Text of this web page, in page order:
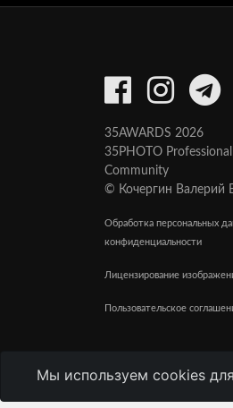
Мы используем cookies
35AWARDS 2026
35PHOTO
Community
© Кочергин Валерий
Обработка персональных
конфиденциальности
Лицензирование
Пользовательское